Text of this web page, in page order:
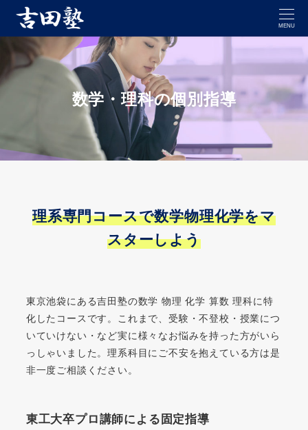
MENU
数学・理科の個別指導
理系専門コースで数学物理化学をマ
スターしよう
東京池袋にある吉田塾の数学 物理 化学 算数 理科に特
化したコースです。これまで、受験・不登校・授業につ
いていけない・など実に様々なお悩みを持った方がいら
っしゃいました。理系科目にご不安を抱えている方は是
非一度ご相談ください。
東工大卒プロ講師による固定指導